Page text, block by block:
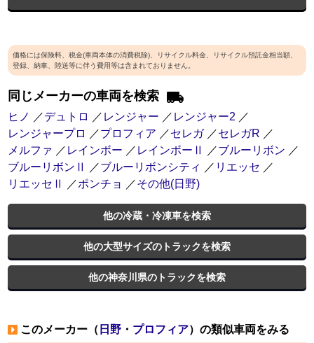
価格には保険料、税金(車両本体の消費税除)、リサイクル料金、リサイクル預託金相当額、
登録、納車、陸送等に伴う費用等は含まれておりません。
同じメーカーの車両を検索
ヒノ ／デュトロ ／ レンジャー ／ レンジャー2 ／
レンジャープロ ／プロフィア ／セレガ ／セレガR ／
メルファ ／ レインボー ／ レインボーⅡ ／ブルーリボン ／
ブルーリボンⅡ
／ブルーリボンシティ ／ リエッセ ／
リエッセⅡ
／ポンチョ ／その他(日野)
他の冷蔵・冷凍車を検索
他の大型サイズのトラックを検索
他の神奈川県のトラックを検索
このメーカー（ 日野 ・ プロフィア）の類似車両をみる